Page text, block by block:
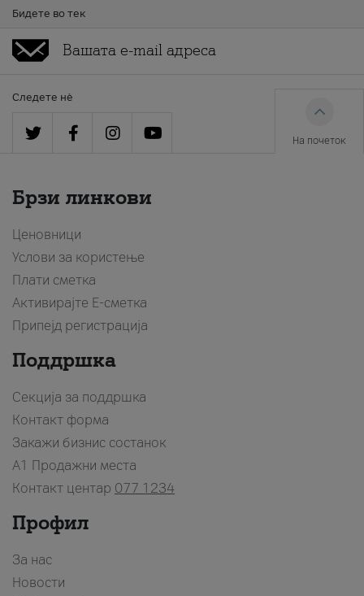
Бидете во тек
Следете нè
На почеток
Брзи линкови
Ценовници
Услови за користење
Плати сметка
Активирајте Е-сметка
Припејд регистрација
Поддршка
Секција за поддршка
Контакт форма
Закажи бизнис состанок
A1 Продажни места
Контакт центар 077 1234
Профил
За нас
Новости